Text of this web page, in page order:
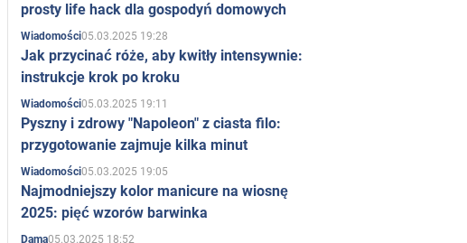
prosty life hack dla gospodyń domowych
Wiadomości05.03.2025 19:28
Jak przycinać róże, aby kwitły intensywnie:
instrukcje krok po kroku
Wiadomości05.03.2025 19:11
Pyszny i zdrowy "Napoleon" z ciasta filo:
przygotowanie zajmuje kilka minut
Wiadomości05.03.2025 19:05
Najmodniejszy kolor manicure na wiosnę
2025: pięć wzorów barwinka
Dama05.03.2025 18:52